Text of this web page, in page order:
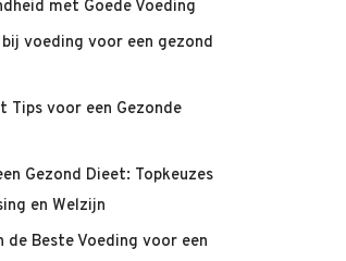
met Goede Voeding
voeding voor een gezond
Tips voor een Gezonde
Gezond Dieet: Topkeuzes
en Welzijn
Beste Voeding voor een